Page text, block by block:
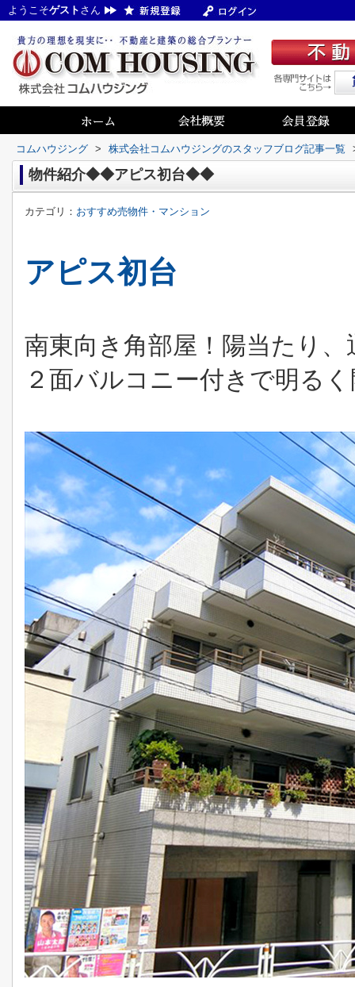
ようこそゲスト さん
コムハウジング > 株式会社コムハウジングのスタッフブログ記事一覧
物件紹介◆◆アピス初台◆◆
カテゴリ： おすすめ売物件・マンション
アピス初台
南東向き角部屋！陽当たり、
２面バルコニー付きで明る